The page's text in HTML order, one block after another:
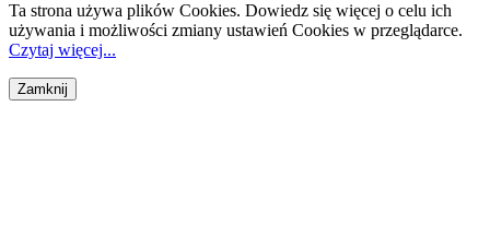
Ta strona używa plików Cookies. Dowiedz się więcej o celu ich
używania i możliwości zmiany ustawień Cookies w przeglądarce.
Czytaj więcej...